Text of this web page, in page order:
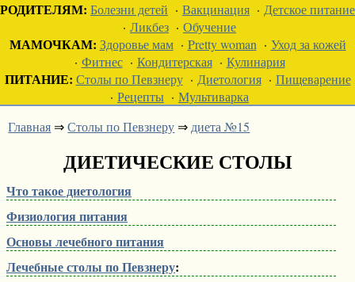
РОДИТЕЛЯМ: Болезни детей · Вакцинация · Детское питание
· Ликбез · Обучение
МАМОЧКАМ: Здоровье мам· Pretty woman · Уход за кожей
· Фитнес· Кондитерская· Кулинария
ПИТАНИЕ: Столы по Певзнеру· Диетология· Пищеварение
· Рецепты · Мультиварка
Главная ⇒Столы по Певзнеру ⇒ диета №15
ДИЕТИЧЕСКИЕ СТОЛЫ
Что такое диетология
Физиология питания
Основы лечебного питания
Лечебные столы по Певзнеру: